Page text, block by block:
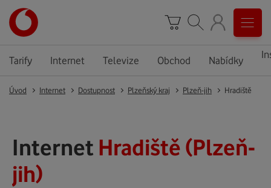
Tarify Internet Televize Obchod Nabídky
Úvod Internet Dostupnost Plzeňský kraj Plzeň-jih Hradiště
Internet Hradiště (Plzeň-
jih)